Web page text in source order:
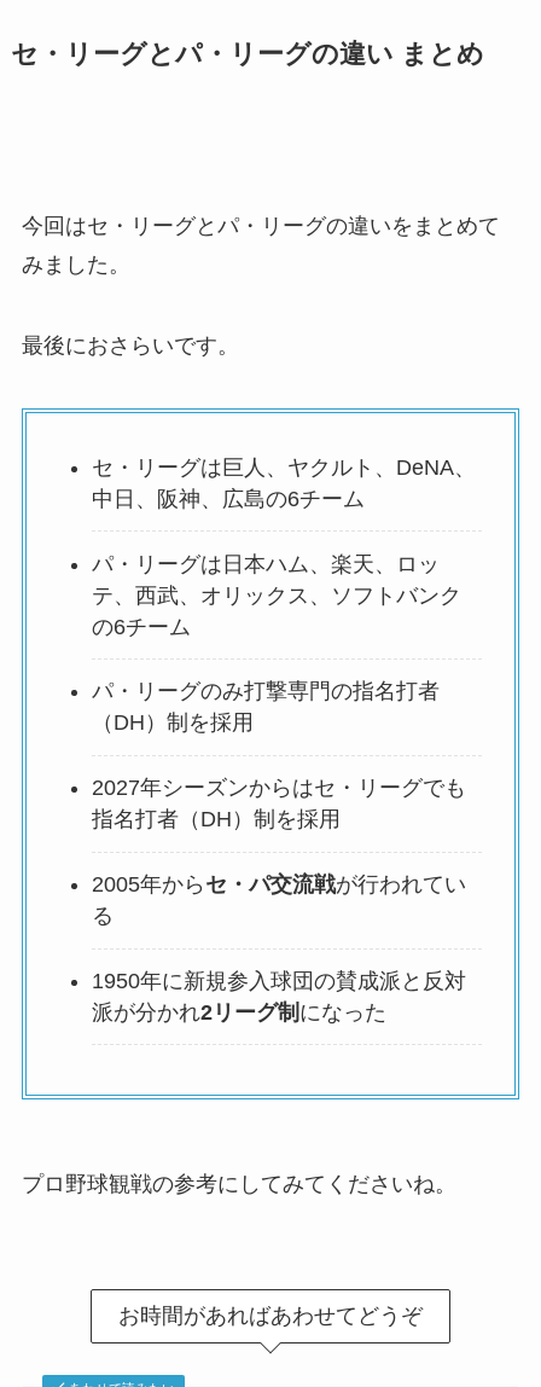
セ・リーグとパ・リーグの違い まとめ
今回はセ・リーグとパ・リーグの違いをまとめて
みました。
最後におさらいです。
セ・リーグは巨人、ヤクルト、DeNA、
中日、阪神、広島の6チーム
パ・リーグは日本ハム、楽天、ロッ
テ、西武、オリックス、ソフトバンク
の6チーム
パ・リーグのみ打撃専門の指名打者
（DH）制を採用
2027年シーズンからはセ・リーグでも
指名打者（DH）制を採用
2005年から セ・パ交流戦が行われてい
る
1950年に新規参入球団の賛成派と反対
派が分かれ2リーグ制 になった
プロ野球観戦の参考にしてみてくださいね。
お時間があればあわせてどうぞ